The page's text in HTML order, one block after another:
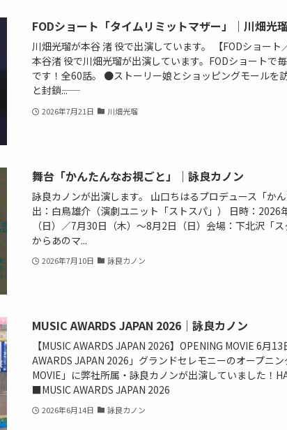
FODショート「タイムリミットマザー」｜川畑光
川畑光瑠が本谷 渚 役で出演しています。 【FODショート
本谷渚 役で川畑光瑠が出演しています。FODショートで
です！全60話。 ●ストーリー娘とショッピングモールを
と封鎖――...
2026年7月21日 川畑光瑠
舞台「かんたんなお視ごと」｜詠良カノン
詠良カノンが出演します。 山口ちはるプロデュース「か
出：白鳥雄介（演劇ユニット「ストスパ」） 日時：2026
（日）／7月30日（木）〜8月2日（日）会場：下北沢「
からあのマ...
2026年7月10日 詠良カノン
MUSIC AWARDS JAPAN 2026｜詠良カノン
【MUSIC AWARDS JAPAN 2026】OPENING MOVIE 6月
AWARDS JAPAN 2026」グランドセレモニーのオープニ
MOVIE」に弊社所属・詠良カノンが出演していました！
■MUSIC AWARDS JAPAN 2026
2026年6月14日 詠良カノン